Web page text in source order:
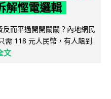
解慳電邏輯
而平過開開關關？內地網民
需 118 元人民幣，有人飆到
文